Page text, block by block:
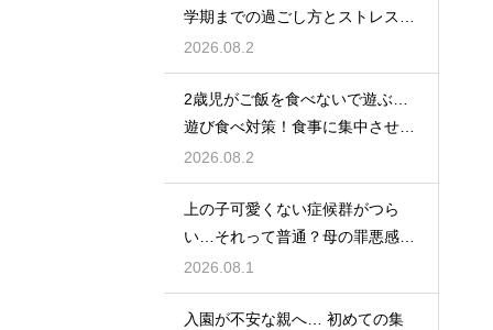
学期までの過ごし方とストレス軽
減アイデア
2026.08.2
2歳児がご飯を食べないで遊ぶ…
遊び食べ対策！食事に集中させる
環境づくり
2026.08.2
上の子可愛くない症候群がつら
い…それって普通？母の罪悪感を
和らげる対処法
2026.08.1
入園が不安な親へ… 初めての集